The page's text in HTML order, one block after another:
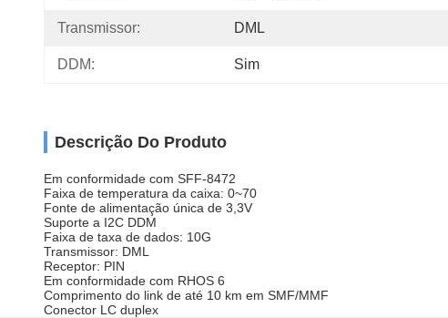
Transmissor: DML
DDM: Sim
Descrição Do Produto
Em conformidade com SFF-8472
Faixa de temperatura da caixa: 0~70
Fonte de alimentação única de 3,3V
Suporte a I2C DDM
Faixa de taxa de dados: 10G
Transmissor: DML
Receptor: PIN
Em conformidade com RHOS 6
Comprimento do link de até 10 km em SMF/MMF
Conector LC duplex